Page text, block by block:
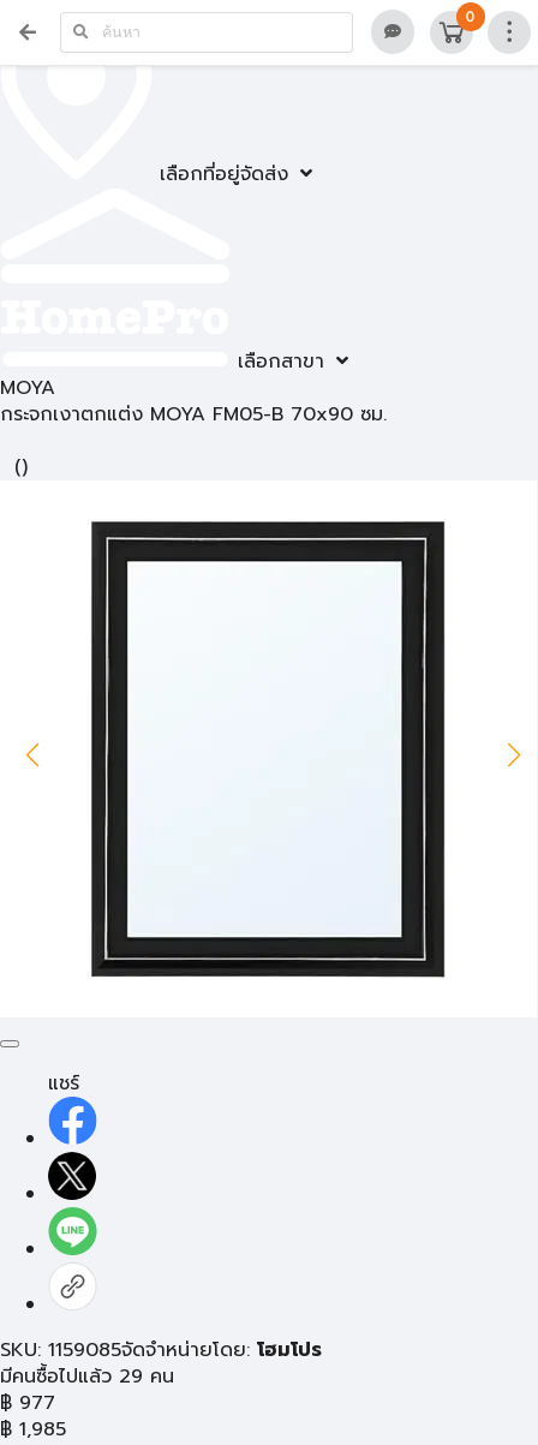
เลือกที่อยู่จัดส่ง
เลือกสาขา
0
MOYA
กระจกเงาตกแต่ง MOYA FM05-B 70x90 ซม.
()
แชร์
SKU: 1159085จัดจำหน่ายโดย: โฮมโปร
มีคนซื้อไปแล้ว 29 คน
฿ 977
฿ 1,985